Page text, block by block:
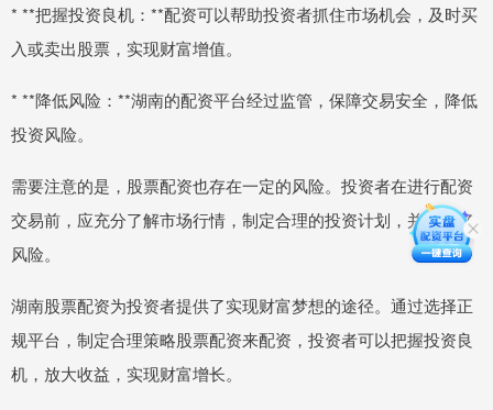
* **把握投资良机：**配资可以帮助投资者抓住市场机会，及时买
入或卖出股票，实现财富增值。
* **降低风险：**湖南的配资平台经过监管，保障交易安全，降低
投资风险。
需要注意的是，股票配资也存在一定的风险。投资者在进行配资
交易前，应充分了解市场行情，制定合理的投资计划，并控制好
风险。
湖南股票配资为投资者提供了实现财富梦想的途径。通过选择正
规平台，制定合理策略股票配资来配资，投资者可以把握投资良
机，放大收益，实现财富增长。